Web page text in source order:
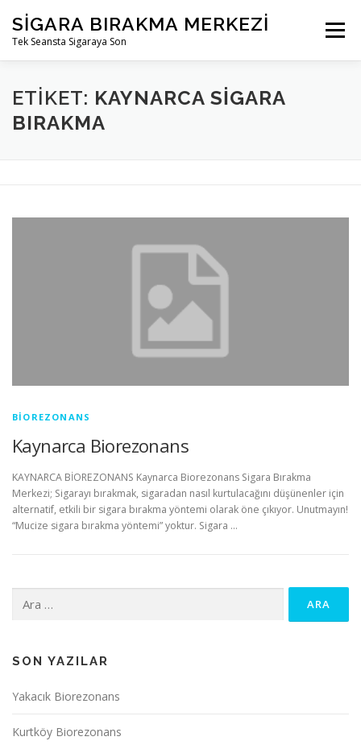
geçSIGARA BIRAKMA MERKEZI
Tek Seansta Sigaraya Son
Menü
ETIKET: KAYNARCA SIGARA
BIRAKMA
BIOREZONANS
Kaynarca Biorezonans
KAYNARCA BİOREZONANS Kaynarca Biorezonans Sigara Bırakma
Merkezi; Sigarayı bırakmak, sigaradan nasıl kurtulacağını düşünenler için
alternatif, etkili bir sigara bırakma yöntemi olarak öne çıkıyor. Unutmayın!
“Mucize sigara bırakma yöntemi” yoktur. Sigara …
SON YAZILAR
Yakacık Biorezonans
Kurtköy Biorezonans